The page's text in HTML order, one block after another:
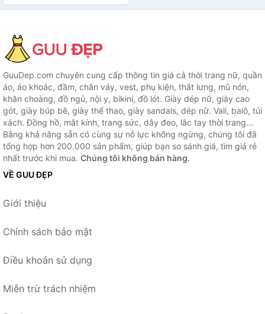
Kháng Khuẩn - MIFAN
GuuDep.com chuyên cung cấp thông tin giá cả thời trang nữ, quần
áo, áo khoác, đầm, chân váy, vest, phụ kiện, thắt lưng, mũ nón,
khăn choàng, đồ ngủ, nội y, bikini, đồ lót. Giày dép nữ, giày cao
gót, giày búp bê, giày thể thao, giày sandals, dép nữ. Vali, balô, túi
xách. Đồng hồ, mắt kính, trang sức, dây đeo, lắc tay thời trang...
Bằng khả năng sẵn có cùng sự nỗ lực không ngừng, chúng tôi đã
tổng hợp hơn 200.000 sản phẩm, giúp bạn so sánh giá, tìm giá rẻ
nhất trước khi mua. Chúng tôi không bán hàng.
VỀ GUU ĐẸP
Giới thiệu
Chính sách bảo mật
Điều khoản sử dụng
Miễn trừ trách nhiệm